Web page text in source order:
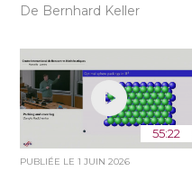
De Bernhard Keller
55:22
PUBLIÉE LE1 JUIN 2026